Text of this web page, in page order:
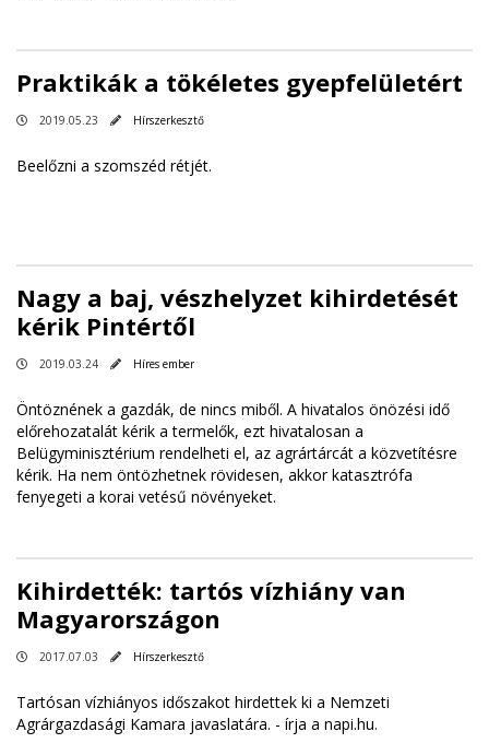
Praktikák a tökéletes gyepfelületért
2019.05.23 Hírszerkesztő
Beelőzni a szomszéd rétjét.
Nagy a baj, vészhelyzet kihirdetését
kérik Pintértől
2019.03.24 Híres ember
Öntöznének a gazdák, de nincs miből. A hivatalos önözési idő
előrehozatalát kérik a termelők, ezt hivatalosan a
Belügyminisztérium rendelheti el, az agrártárcát a közvetítésre
kérik. Ha nem öntözhetnek rövidesen, akkor katasztrófa
fenyegeti a korai vetésű növényeket.
Kihirdették: tartós vízhiány van
Magyarországon
2017.07.03 Hírszerkesztő
Tartósan vízhiányos időszakot hirdettek ki a Nemzeti
Agrárgazdasági Kamara javaslatára. - írja a napi.hu.